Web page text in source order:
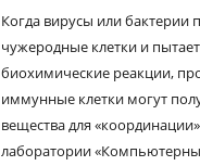
Когда вирусы или бактерии
чужеродные клетки и
биохимические реакции,
иммунные клетки могут
вещества для
лаборатории